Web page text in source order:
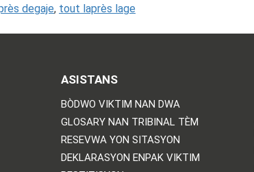
degaje, tout laprès lage
ASISTANS
BÒDWO VIKTIM NAN DWA
GLOSARY NAN TRIBINAL TÈM
RESEVWA YON SITASYON
DEKLARASYON ENPAK VIKTIM